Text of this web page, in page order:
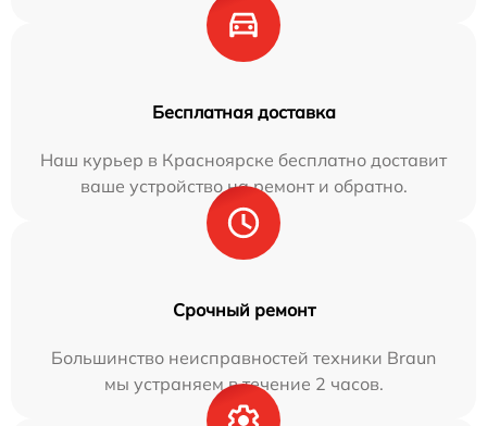
Бесплатная доставка
Наш курьер в Красноярске бесплатно доставит
ваше устройство на ремонт и обратно.
Срочный ремонт
Большинство неисправностей техники Braun
мы устраняем в течение 2 часов.